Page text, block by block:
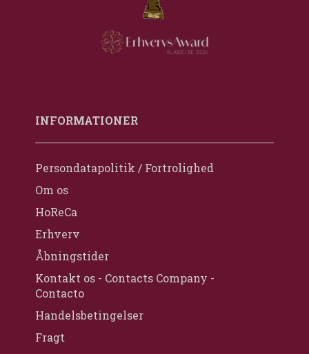
INFORMATIONER
Persondatapolitik / Fortrolighed
Om os
HoReCa
Erhverv
Åbningstider
Kontakt os - Contacts Company -
Contacto
Handelsbetingelser
Fragt